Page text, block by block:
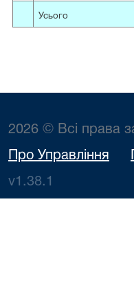
Усього
2026 © Всі права
Про Управління
v1.38.1